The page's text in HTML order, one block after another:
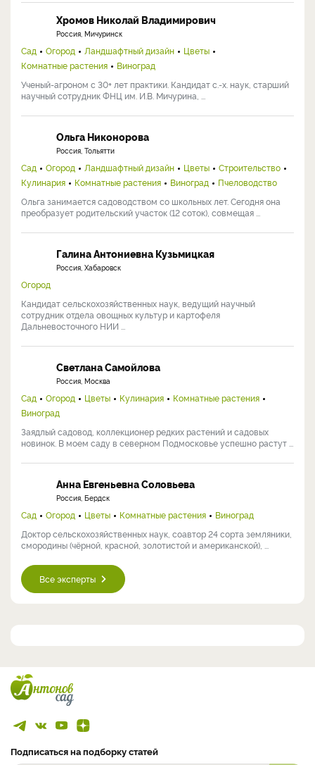
Хромов Николай Владимирович
Россия, Мичуринск
Сад Огород Ландшафтный дизайн
Цветы
Комнатные растения
Виноград
Ученый-агроном с 30+ лет практики. Кандидат с.-х. наук, старший
научный сотрудник ФНЦ им. И.В. Мичурина, ...
Ольга Никонорова
Россия, Тольятти
Сад Огород Ландшафтный дизайн Цветы
Строительство
Кулинария
Комнатные растения Виноград
Пчеловодство
Ольга занимается садоводством со школьных лет. Сегодня она
преобразует родительский участок (12 соток), совмещая ...
Галина Антониевна Кузьмицкая
Россия, Хабаровск
Огород
Кандидат сельскохозяйственных наук, ведущий научный
сотрудник отдела овощных культур и картофеля
Дальневосточного НИИ ...
Светлана Самойлова
Россия, Москва
Сад Огород Цветы Кулинария
Комнатные растения
Виноград
Заядлый садовод, коллекционер редких растений и садовых
новинок. В моем саду в северном Подмосковье успешно растут ...
Анна Евгеньевна Соловьева
Россия, Бердск
Сад Огород Цветы Комнатные растения
Виноград
Доктор сельскохозяйственных наук, соавтор 24 сорта земляники,
смородины (чёрной, красной, золотистой и американской), ...
Все эксперты
Подписаться на подборку статей